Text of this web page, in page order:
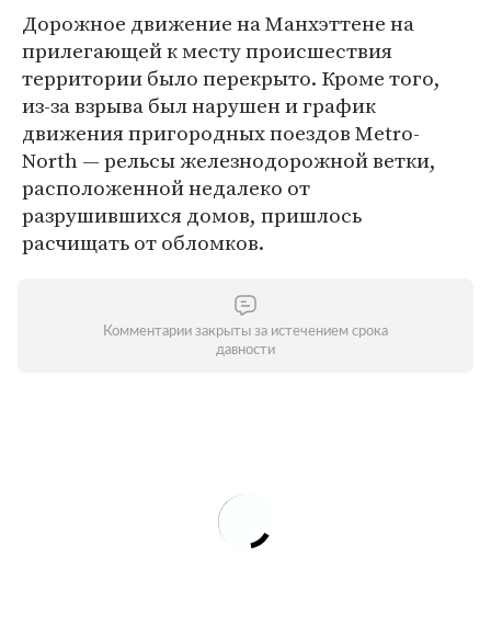
Дорожное движение на Манхэттене на
прилегающей к месту происшествия
территории было перекрыто. Кроме того,
из-за взрыва был нарушен и график
движения пригородных поездов Metro-
North — рельсы железнодорожной ветки,
расположенной недалеко от
разрушившихся домов, пришлось
расчищать от обломков.
Комментарии закрыты за истечением срока
давности